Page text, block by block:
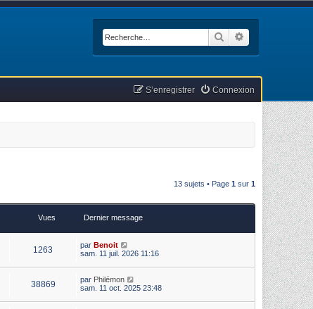
Rechercher
Connexion
S’enregistrer
13 sujets • Page 1 sur 1
Vues Dernier message
1263 par Benoit
sam. 11 juil. 2026 11:16
38869 par Philémon
sam. 11 oct. 2025 23:48